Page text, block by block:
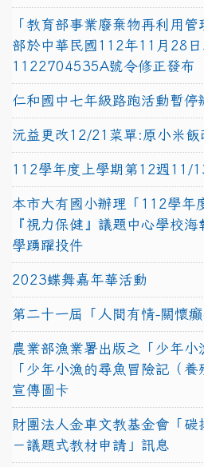
「教育部事業廢棄物再利用
部於中華民國112年11月28
1122704535A號令修正發布
仁和國中七年級路跑活動暫停
沅益更改12/21菜單:原小米飯
112學年度上學期第12週11/
本市大有國小辦理「112學年
『視力保健』議題中心學校
學踴躍投件
2023蝶舞嘉年華活動
第二十一屆「人間有情-關懷癲
農業部漁業署出版之「少年小
「少年小漁的尋魚冒險記（
宣傳圖卡
財團法人金車文教基金會「
－議題式教材申請」訊息